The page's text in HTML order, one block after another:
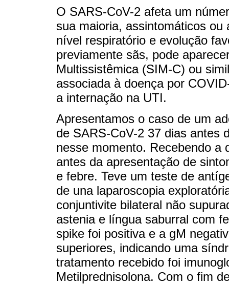
O SARS-CoV-2 afeta um
sua maioria, assintomáticos
nível respiratório e evolução
previamente sãs, pode
Multissistêmica (SIM-C) ou
associada à doença por
a internação na UTI.
Apresentamos o caso de um
de SARS-CoV-2 37 dias antes
nesse momento. Recebendo a
antes da apresentação de
e febre. Teve um teste de
de una laparoscopia
conjuntivite bilateral não
astenia e língua saburral com
spike foi positiva e a gM
superiores, indicando uma
tratamento recebido foi
Metilprednisolona. Com o fim